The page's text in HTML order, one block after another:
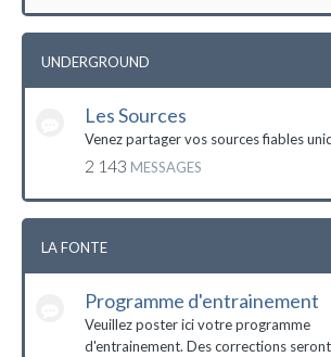
UNDERGROUND
Les Sources
Venez partager vos sources fiables
2 143 MESSAGES
LA FONTE
Programme d'entrainement
Veuillez poster ici votre programme
d'entrainement. Des corrections seront